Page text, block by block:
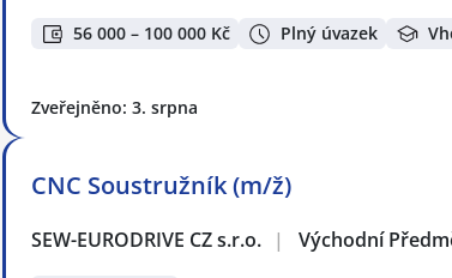
56 000 – 100 000 Kč Plný úvazek
Zveřejněno: 3. srpna
CNC Soustružník (m/ž)
SEW-EURODRIVE CZ s.r.o. | Východní